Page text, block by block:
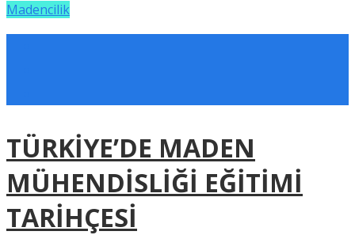
Madencilik
TÜRKİYE’DE MADEN
MÜHENDİSLİĞİ EĞİTİMİ
TARİHÇESİ